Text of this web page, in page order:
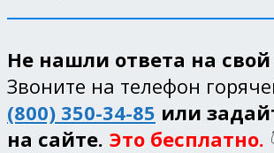
Не нашли ответа на свой
Звоните на телефон
(800) 350-34-85 или
на сайте. Это бесплатно.